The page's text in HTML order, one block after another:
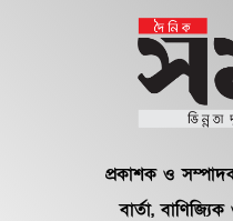
১৮
১
শেরে
প্রকাশক ও
বার্তা,